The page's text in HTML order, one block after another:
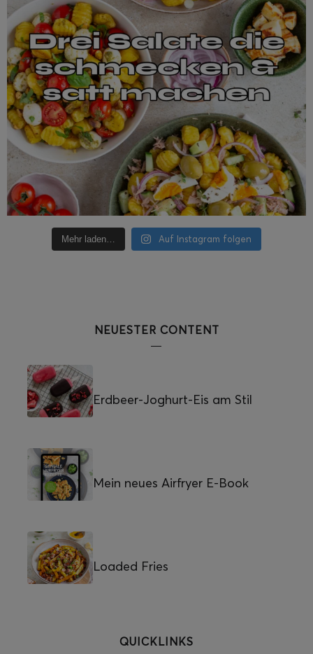
Mehr laden… Auf Instagram folgen
NEUESTER CONTENT
Erdbeer-Joghurt-Eis am Stil
Mein neues Airfryer E-Book
Loaded Fries
QUICKLINKS